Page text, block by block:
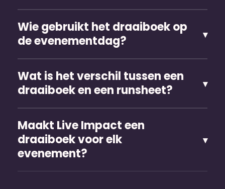
Wie gebruikt het draaiboek op
de evenementdag?
Wat is het verschil tussen een
draaiboek en een runsheet?
Maakt Live Impact een
draaiboek voor elk
evenement?